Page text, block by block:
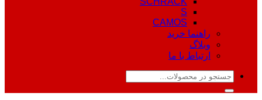
S
CAMOS
راهنما خرید
وبلاگ
ارتباط با ما
جستجو